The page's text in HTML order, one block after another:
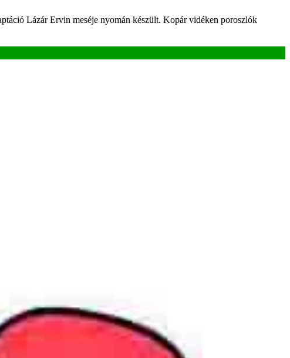
Lázár Ervin meséje nyomán készült. Kopár vidéken poroszlók